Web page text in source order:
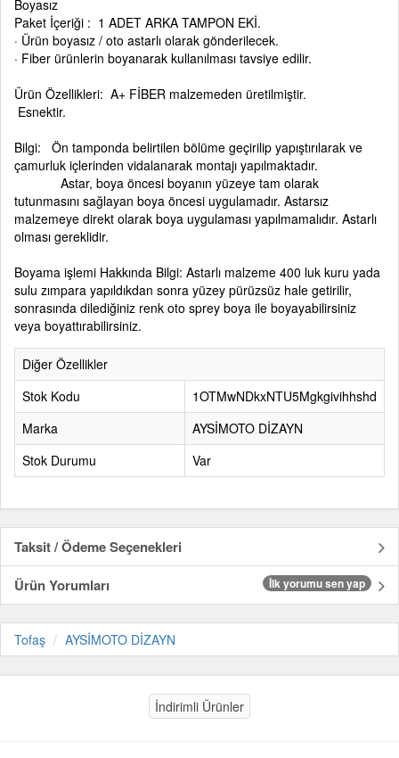
Boyasız
Paket İçeriği : 1 ADET ARKA TAMPON EKİ.
· Ürün boyasız / oto astarlı olarak gönderilecek.
· Fiber ürünlerin boyanarak kullanılması tavsiye edilir.
Ürün Özellikleri: A+ FİBER malzemeden üretilmiştir.
Esnektir.
Bilgi: Ön tamponda belirtilen bölüme geçirilip yapıştırılarak ve
çamurluk içlerinden vidalanarak montajı yapılmaktadır.
Astar, boya öncesi boyanın yüzeye tam olarak
tutunmasını sağlayan boya öncesi uygulamadır. Astarsız
malzemeye direkt olarak boya uygulaması yapılmamalıdır. Astarlı
olması gereklidir.
Boyama işlemi Hakkında Bilgi: Astarlı malzeme 400 luk kuru yada
sulu zımpara yapıldıkdan sonra yüzey pürüzsüz hale getirilir,
sonrasında dilediğiniz renk oto sprey boya ile boyayabilirsiniz
veya boyattırabilirsiniz.
Diğer Özellikler
Stok Kodu
1OTMwNDkxNTU5Mgkgivihhshd
Marka
AYSİMOTO DİZAYN
Stok Durumu
Var
Taksit / Ödeme Seçenekleri
Ürün Yorumları
İlk yorumu sen yap
Tofaş AYSİMOTO DİZAYN
İndirimli Ürünler